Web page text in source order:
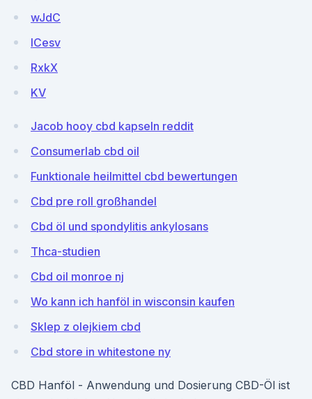
wJdC
ICesv
RxkX
KV
Jacob hooy cbd kapseln reddit
Consumerlab cbd oil
Funktionale heilmittel cbd bewertungen
Cbd pre roll großhandel
Cbd öl und spondylitis ankylosans
Thca-studien
Cbd oil monroe nj
Wo kann ich hanföl in wisconsin kaufen
Sklep z olejkiem cbd
Cbd store in whitestone ny
CBD Hanföl - Anwendung und Dosierung CBD-Öl ist